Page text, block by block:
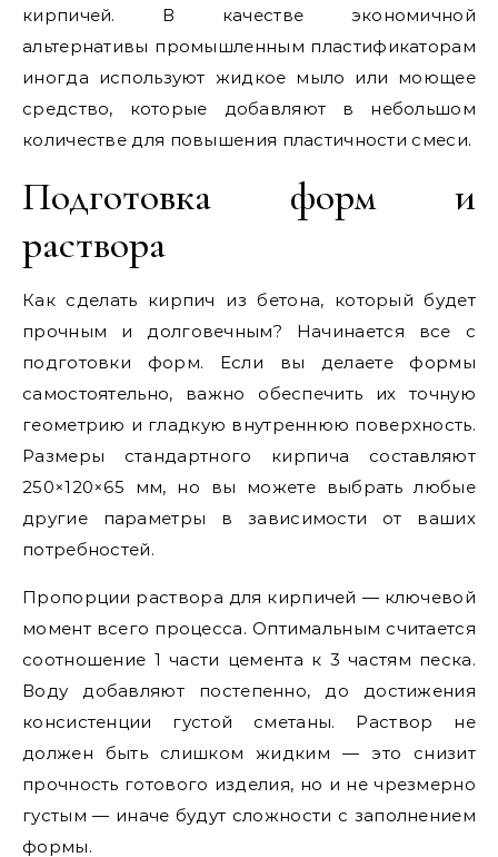
кирпичей. В качестве экономичной
альтернативы промышленным пластификаторам
иногда используют жидкое мыло или моющее
средство, которые добавляют в небольшом
количестве для повышения пластичности смеси.
Подготовка форм и
раствора
Как сделать кирпич из бетона, который будет
прочным и долговечным? Начинается все с
подготовки форм. Если вы делаете формы
самостоятельно, важно обеспечить их точную
геометрию и гладкую внутреннюю поверхность.
Размеры стандартного кирпича составляют
250×120×65 мм, но вы можете выбрать любые
другие параметры в зависимости от ваших
потребностей.
Пропорции раствора для кирпичей — ключевой
момент всего процесса. Оптимальным считается
соотношение 1 части цемента к 3 частям песка.
Воду добавляют постепенно, до достижения
консистенции густой сметаны. Раствор не
должен быть слишком жидким — это снизит
прочность готового изделия, но и не чрезмерно
густым — иначе будут сложности с заполнением
формы.